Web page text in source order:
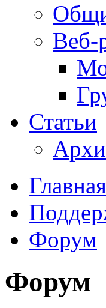
Веб-
Статьи
Главная
Форум
Форум